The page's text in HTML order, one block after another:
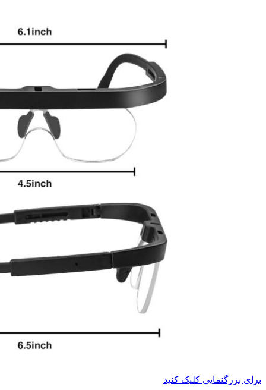
برای بزرگنمایی کلیک کنید